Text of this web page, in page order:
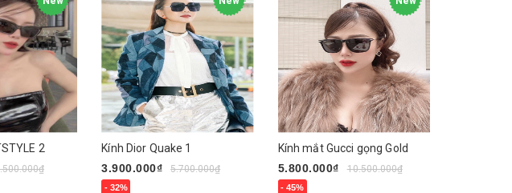
2
Kính Dior Quake 1
3.900.000₫
5.700.000₫
- 32%
Kính mắt Gucci gọng Gold
5.800.000₫
10.500.000₫
- 45%